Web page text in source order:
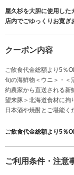
屋久杉を大胆に使用した
店内でごゆっくりお寛ぎ
クーポン内容
ご飲食代金総額より5％
旬の海鮮物＜ウニ＞・＜
約農家から直送される新
望来豚＞北海道食材に拘
日本酒や焼酎とご堪能く
ご飲食代金総額より5％
ご利用条件・注意